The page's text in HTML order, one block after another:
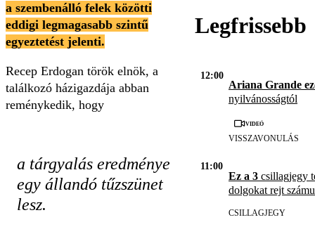
a szembenálló felek közötti
eddigi legmagasabb szintű
egyeztetést jelenti.
Recep Erdogan török elnök, a
találkozó házigazdája abban
reménykedik, hogy
a tárgyalás eredménye
egy állandó tűzszünet
lesz.
Legfrissebb
12:00
Ariana Grande
nyilvánosságtól
Videó
VISSZAVONULÁS
11:00
Ez a 3 csillagjegy
dolgokat rejt
CSILLAGJEGY